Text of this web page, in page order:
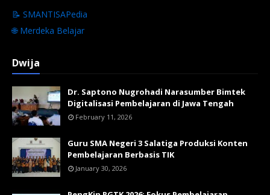
📝 SMANTISAPedia
🌐 Merdeka Belajar
Dwija
Dr. Saptono Nugrohadi Narasumber Bimtek
Digitalisasi Pembelajaran di Jawa Tengah
February 11, 2026
Guru SMA Negeri 3 Salatiga Produksi Konten
Pembelajaran Berbasis TIK
January 30, 2026